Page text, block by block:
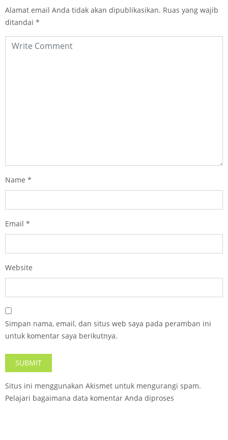
Alamat email Anda tidak akan dipublikasikan. Ruas yang wajib
ditandai *
Name *
Email *
Website
Simpan nama, email, dan situs web saya pada peramban ini
untuk komentar saya berikutnya.
Situs ini menggunakan Akismet untuk mengurangi spam.
Pelajari bagaimana data komentar Anda diproses